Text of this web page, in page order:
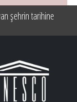
şehrin tarihine